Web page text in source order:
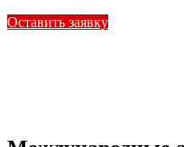
Оставить заявку